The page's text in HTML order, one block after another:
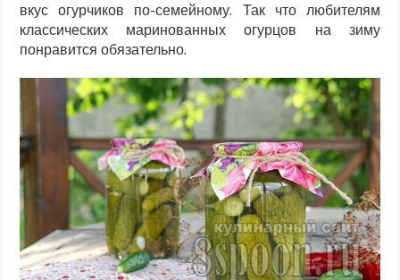
вкус огурчиков по-семейному. Так что любителям
классических маринованных огурцов на зиму
понравится обязательно.